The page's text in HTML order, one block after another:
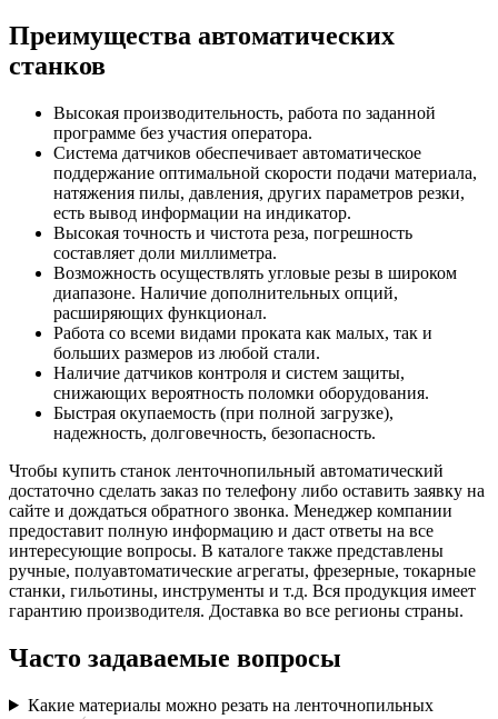
Преимущества автоматических
станков
Высокая производительность, работа по заданной
программе без участия оператора.
Система датчиков обеспечивает автоматическое
поддержание оптимальной скорости подачи материала,
натяжения пилы, давления, других параметров резки,
есть вывод информации на индикатор.
Высокая точность и чистота реза, погрешность
составляет доли миллиметра.
Возможность осуществлять угловые резы в широком
диапазоне. Наличие дополнительных опций,
расширяющих функционал.
Работа со всеми видами проката как малых, так и
больших размеров из любой стали.
Наличие датчиков контроля и систем защиты,
снижающих вероятность поломки оборудования.
Быстрая окупаемость (при полной загрузке),
надежность, долговечность, безопасность.
Чтобы купить станок ленточнопильный автоматический
достаточно сделать заказ по телефону либо оставить заявку на
сайте и дождаться обратного звонка. Менеджер компании
предоставит полную информацию и даст ответы на все
интересующие вопросы. В каталоге также представлены
ручные, полуавтоматические агрегаты, фрезерные, токарные
станки, гильотины, инструменты и т.д. Вся продукция имеет
гарантию производителя. Доставка во все регионы страны.
Часто задаваемые вопросы
Какие материалы можно резать на ленточнопильных